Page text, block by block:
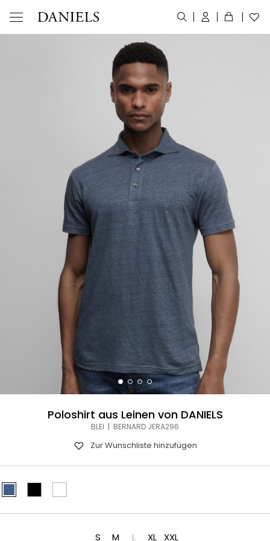
Poloshirt aus Leinen von DANIELS
BLEI | BERNARD JERA296
Zur Wunschliste hinzufügen
S M L XL XXL